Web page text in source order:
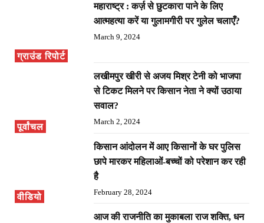
ग्राउंड रिपोर्ट
महाराष्ट्र : कर्ज़ से छुटकारा पाने के लिए
आत्महत्या करें या गुलामगीरी पर गुलेल चलाएँ?
March 9, 2024
पूर्वांचल
लखीमपुर खीरी से अजय मिश्र टेनी को भाजपा
से टिकट मिलने पर किसान नेता ने क्यों उठाया
सवाल?
March 2, 2024
वीडियो
किसान आंदोलन में आए किसानों के घर पुलिस
छापे मारकर महिलाओं-बच्चों को परेशान कर रही
है
February 28, 2024
आज की राजनीति का मुकाबला राज शक्ति, धन